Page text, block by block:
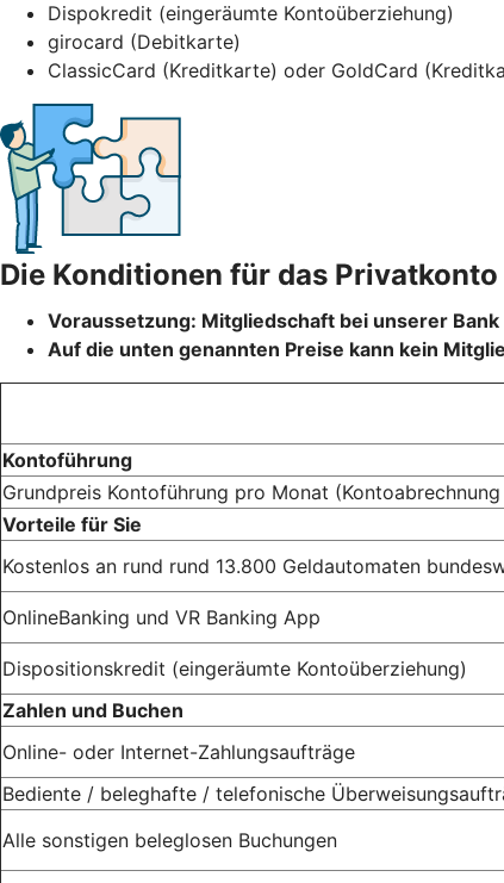
Dispokredit (eingeräumte Kontoüberziehung)
girocard (Debitkarte)
ClassicCard (Kreditkarte) oder GoldCard
Die Konditionen für das
Voraussetzung: Mitgliedschaft bei unserer Bank
Auf die unten genannten Preise kann kein
Kontoführung
Grundpreis Kontoführung pro Monat
Vorteile für Sie
Kostenlos an rund rund 13.800 Geldautomaten
OnlineBanking und VR Banking App
Dispositionskredit (eingeräumte Kontoüberziehung)
Zahlen und Buchen
Online- oder Internet-Zahlungsaufträge
Bediente / beleghafte / telefonische
Alle sonstigen beleglosen Buchungen